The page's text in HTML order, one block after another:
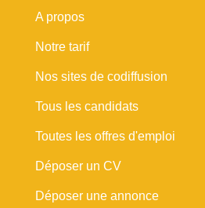
A propos
Notre tarif
Nos sites de codiffusion
Tous les candidats
Toutes les offres d'emploi
Déposer un CV
Déposer une annonce